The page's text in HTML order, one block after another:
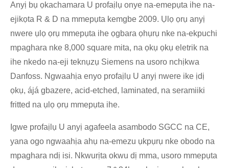
Anyị bụ ọkachamara U profaịlụ onye na-emepụta ihe na-
ejikọta R & D na mmepụta kemgbe 2009. Ụlọ ọrụ anyị
nwere ụlọ ọrụ mmepụta ihe ọgbara ọhụrụ nke na-ekpuchi
mpaghara nke 8,000 square mita, na ọkụ ọkụ eletrik na
ihe nkedo na-eji teknụzụ Siemens na usoro nchịkwa
Danfoss. Ngwaahịa enyo profaịlụ U anyị nwere ike ịdị
ọkụ, ájá gbazere, acid-etched, laminated, na seramiiki
fritted na ụlọ ọrụ mmepụta ihe.
Igwe profaịlụ U anyị agafeela asambodo SGCC na CE,
yana ogo ngwaahịa ahụ na-emezu ụkpụrụ nke obodo na
mpaghara ndị isi. Nkwurịta okwu dị mma, usoro mmepụta